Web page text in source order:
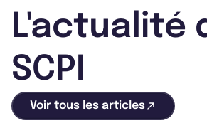
L'actualité
SCPI
Voir tous les articles